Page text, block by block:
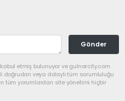
Gönder
kabul etmiş bulunuyor ve gulnarcity.com
doğrudan veya dolaylı tüm sorumluluğu
tüm yorumlardan site yönetimi hiçbir